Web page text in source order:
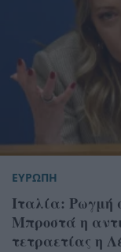
ΕΥΡΩΠΗ
Ιταλία: Ρωγμή
Μπροστά η
τετραετίας η